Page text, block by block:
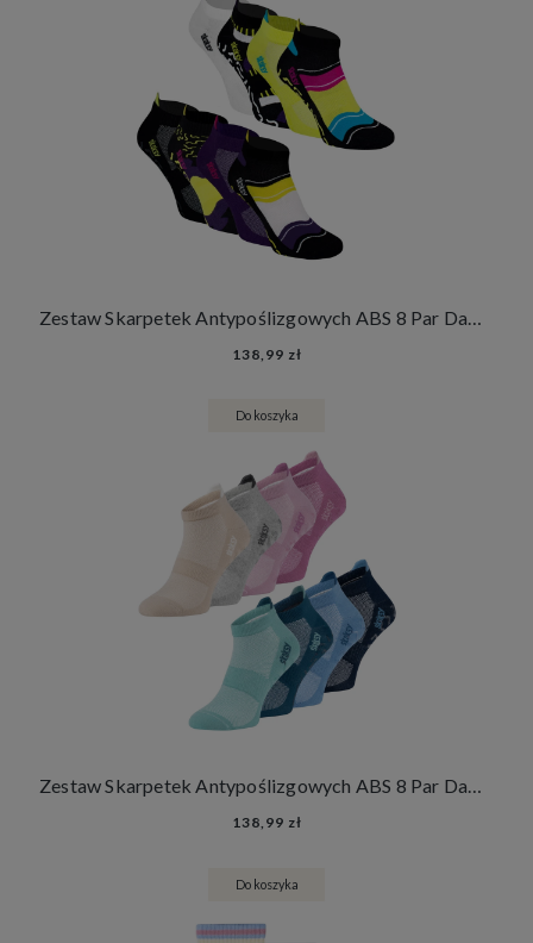
138,99 zł
Do koszyka
Zestaw Skarpetek Antypoślizgowych ABS 8 Par Damskie Męskie Skarpety Stopki Joga Fitness
138,99 zł
Do koszyka